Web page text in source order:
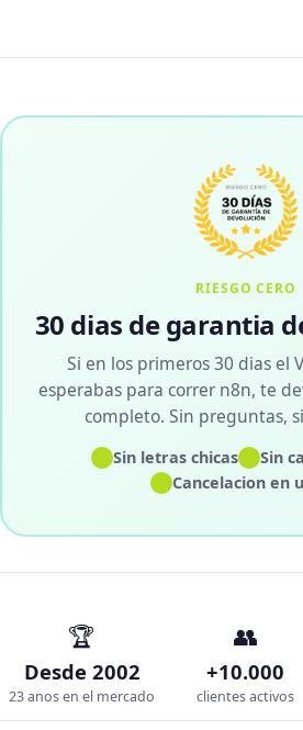
RIESGO CERO
30 dias de garantia
Si en los primeros 30 dias el
esperabas para correr n8n, te
completo. Sin preguntas,
✓Sin letras chicas✓Sin
✓Cancelacion en
🏆
Desde 2002
23 anos en el mercado
👥
+10.000
clientes activos